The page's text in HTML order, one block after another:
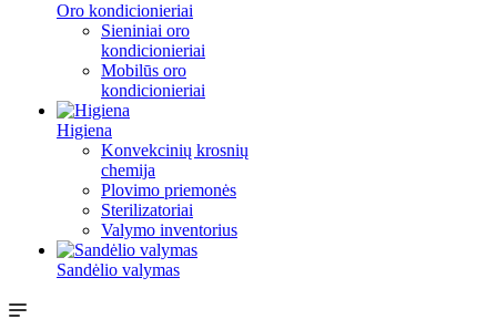
Oro kondicionieriai
Sieniniai oro
kondicionieriai
Mobilūs oro
kondicionieriai
Higiena
Konvekcinių krosnių
chemija
Plovimo priemonės
Sterilizatoriai
Valymo inventorius
Sandėlio valymas